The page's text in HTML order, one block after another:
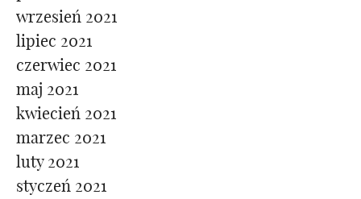
wrzesień 2021
lipiec 2021
czerwiec 2021
maj 2021
kwiecień 2021
marzec 2021
luty 2021
styczeń 2021